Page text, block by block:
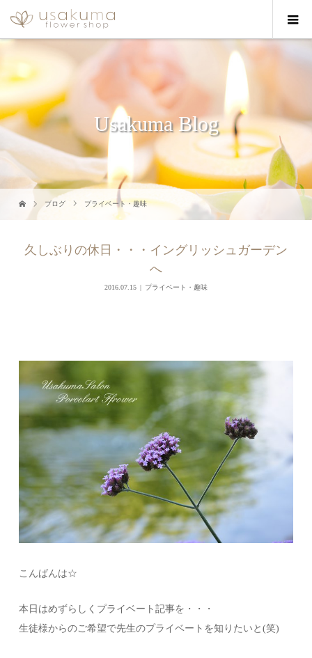
Usakuma Blog
ブログ プライベート・趣味
久しぶりの休日・・・イングリッシュガーデン
へ
2016.07.15 プライベート・趣味
こんばんは☆
本日はめずらしくプライベート記事を・・・
生徒様からのご希望で先生のプライベートを知りたいと(笑)